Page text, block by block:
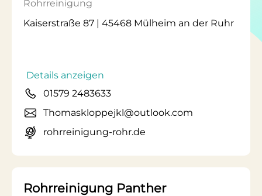
Rohrreinigung
Kaiserstraße 87 | 45468 Mülheim an der Ruhr
Details anzeigen
01579 2483633
Thomaskloppejkl@outlook.com
rohrreinigung-rohr.de
Rohrreinigung Panther